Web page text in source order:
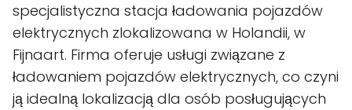
specjalistyczna stacja ładowania pojazdów
elektrycznych zlokalizowana w Holandii, w
Fijnaart. Firma oferuje usługi związane z
ładowaniem pojazdów elektrycznych, co czyni
ją idealną lokalizacją dla osób posługujących